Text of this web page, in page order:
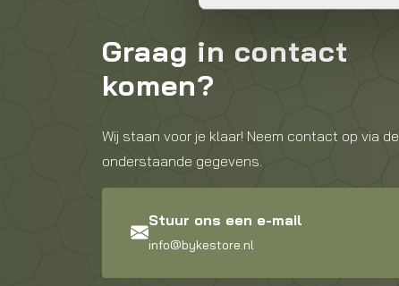
Graag in contact
komen?
Wij staan voor je klaar! Neem contact op via de
onderstaande gegevens.
Stuur ons een e-mail
info@bykestore.nl